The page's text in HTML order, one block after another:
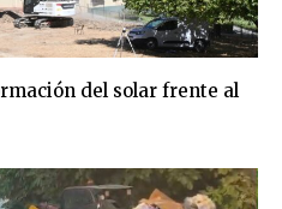
del solar frente al